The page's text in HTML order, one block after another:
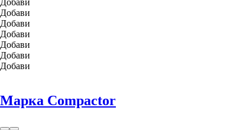
Добави
Добави
Добави
Добави
Добави
Добави
Марка Compactor